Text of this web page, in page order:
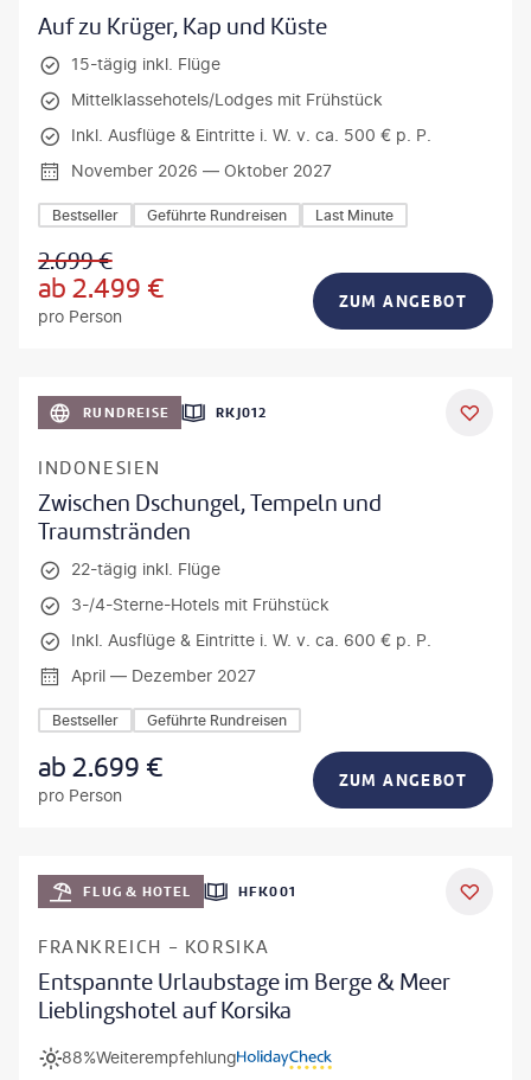
Auf zu Krüger, Kap und Küste
15-tägig inkl. Flüge
Mittelklassehotels/Lodges mit Frühstück
Inkl. Ausflüge & Eintritte i. W. v. ca. 500 € p. P.
November 2026 — Oktober 2027
Bestseller Geführte Rundreisen Last Minute
2.699€
ab2.499 €
pro Person
ZUM ANGEBOT
RUNDREISE RKJ012
INDONESIEN
Zwischen Dschungel, Tempeln und
Traumstränden
22-tägig inkl. Flüge
3-/4-Sterne-Hotels mit Frühstück
Inkl. Ausflüge & Eintritte i. W. v. ca. 600 € p. P.
April — Dezember 2027
Bestseller Geführte Rundreisen
ab2.699 €
pro Person
ZUM ANGEBOT
DEAL
FLUG & HOTEL HFK001
FRANKREICH - KORSIKA
Entspannte Urlaubstage im Berge & Meer
Lieblingshotel auf Korsika
Weiterempfehlung
88%